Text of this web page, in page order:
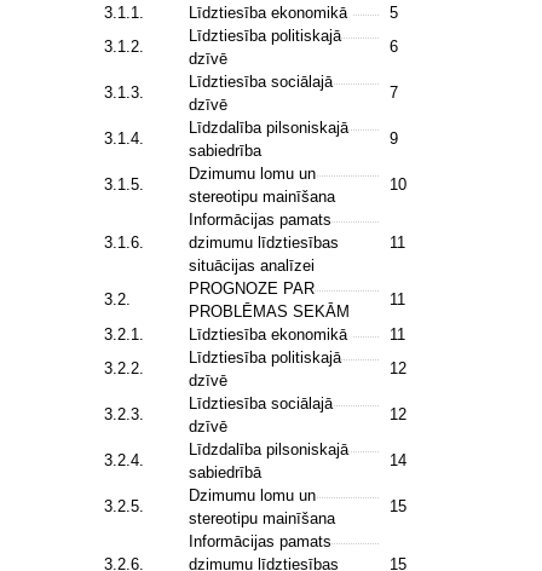
3.1.1.
Līdztiesība ekonomikā
5
3.1.2.
Līdztiesība politiskajā
dzīvē
6
3.1.3.
Līdztiesība sociālajā
dzīvē
7
3.1.4.
Līdzdalība pilsoniskajā
sabiedrība
9
3.1.5.
Dzimumu lomu un
stereotipu mainīšana
10
3.1.6.
Informācijas pamats
dzimumu līdztiesības
situācijas analīzei
11
3.2.
PROGNOZE PAR
PROBLĒMAS SEKĀM
11
3.2.1.
Līdztiesība ekonomikā
11
3.2.2.
Līdztiesība politiskajā
dzīvē
12
3.2.3.
Līdztiesība sociālajā
dzīvē
12
3.2.4.
Līdzdalība pilsoniskajā
sabiedrībā
14
3.2.5.
Dzimumu lomu un
stereotipu mainīšana
15
3.2.6.
Informācijas pamats
dzimumu līdztiesības
15